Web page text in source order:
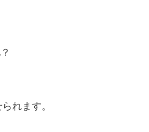
れます。